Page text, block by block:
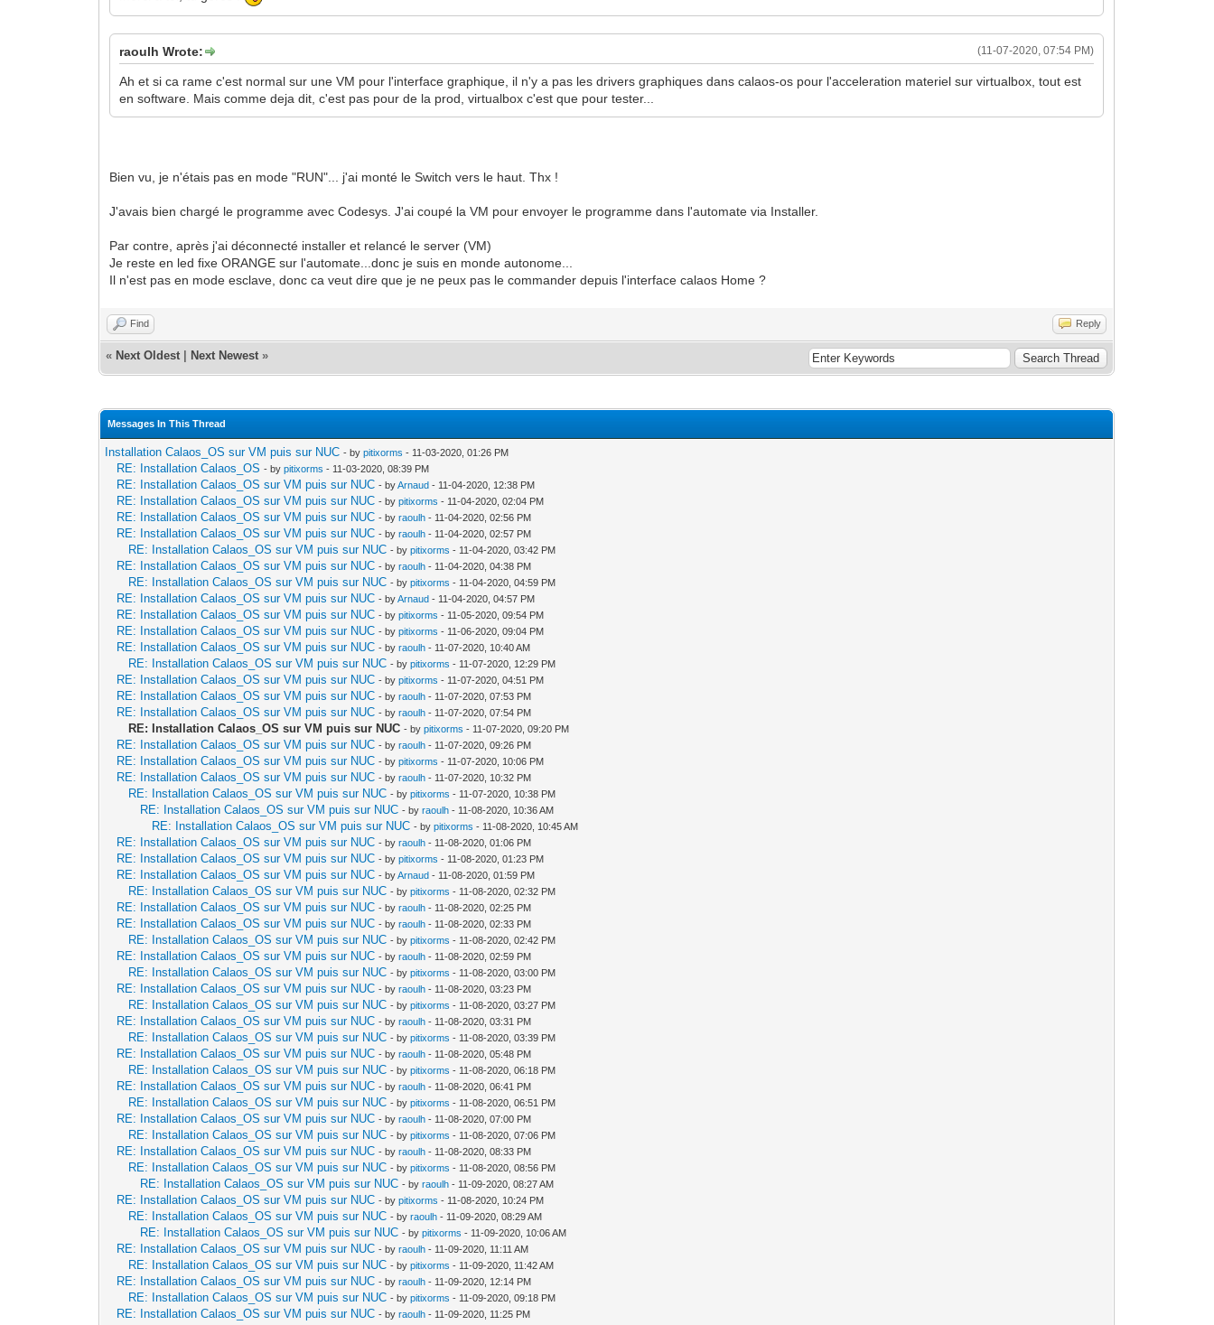
(11-07-2020, 07:54 PM)
raoulh Wrote:
Ah et si ca rame c'est normal sur une VM pour l'interface graphique, il n'y a pas les drivers graphiques dans calaos-os pour l'acceleration materiel sur virtualbox, tout est
en software. Mais comme deja dit, c'est pas pour de la prod, virtualbox c'est que pour tester...
Bien vu, je n'étais pas en mode "RUN"... j'ai monté le Switch vers le haut. Thx !
J'avais bien chargé le programme avec Codesys. J'ai coupé la VM pour envoyer le programme dans l'automate via Installer.
Par contre, après j'ai déconnecté installer et relancé le server (VM)
Je reste en led fixe ORANGE sur l'automate...donc je suis en monde autonome...
Il n'est pas en mode esclave, donc ca veut dire que je ne peux pas le commander depuis l'interface calaos Home ?
Find Reply
« Next Oldest Next Newest »
Messages In This Thread
Installation Calaos_OS sur VM puis sur NUC - bypitixorms - 11-03-2020, 01:26 PM
RE: Installation Calaos_OS - bypitixorms - 11-03-2020, 08:39 PM
RE: Installation Calaos_OS sur VM puis sur NUC - byArnaud - 11-04-2020, 12:38 PM
RE: Installation Calaos_OS sur VM puis sur NUC - bypitixorms - 11-04-2020, 02:04 PM
RE: Installation Calaos_OS sur VM puis sur NUC - byraoulh - 11-04-2020, 02:56 PM
RE: Installation Calaos_OS sur VM puis sur NUC - byraoulh - 11-04-2020, 02:57 PM
RE: Installation Calaos_OS sur VM puis sur NUC - bypitixorms - 11-04-2020, 03:42 PM
RE: Installation Calaos_OS sur VM puis sur NUC - byraoulh - 11-04-2020, 04:38 PM
RE: Installation Calaos_OS sur VM puis sur NUC - bypitixorms - 11-04-2020, 04:59 PM
RE: Installation Calaos_OS sur VM puis sur NUC - byArnaud - 11-04-2020, 04:57 PM
RE: Installation Calaos_OS sur VM puis sur NUC - bypitixorms - 11-05-2020, 09:54 PM
RE: Installation Calaos_OS sur VM puis sur NUC - bypitixorms - 11-06-2020, 09:04 PM
RE: Installation Calaos_OS sur VM puis sur NUC - byraoulh - 11-07-2020, 10:40 AM
RE: Installation Calaos_OS sur VM puis sur NUC - bypitixorms - 11-07-2020, 12:29 PM
RE: Installation Calaos_OS sur VM puis sur NUC - bypitixorms - 11-07-2020, 04:51 PM
RE: Installation Calaos_OS sur VM puis sur NUC - byraoulh - 11-07-2020, 07:53 PM
RE: Installation Calaos_OS sur VM puis sur NUC - byraoulh - 11-07-2020, 07:54 PM
RE: Installation Calaos_OS sur VM puis sur NUC - bypitixorms - 11-07-2020, 09:20 PM
RE: Installation Calaos_OS sur VM puis sur NUC - byraoulh - 11-07-2020, 09:26 PM
RE: Installation Calaos_OS sur VM puis sur NUC - bypitixorms - 11-07-2020, 10:06 PM
RE: Installation Calaos_OS sur VM puis sur NUC - byraoulh - 11-07-2020, 10:32 PM
RE: Installation Calaos_OS sur VM puis sur NUC - bypitixorms - 11-07-2020, 10:38 PM
RE: Installation Calaos_OS sur VM puis sur NUC - byraoulh - 11-08-2020, 10:36 AM
RE: Installation Calaos_OS sur VM puis sur NUC - bypitixorms - 11-08-2020, 10:45 AM
RE: Installation Calaos_OS sur VM puis sur NUC - byraoulh - 11-08-2020, 01:06 PM
RE: Installation Calaos_OS sur VM puis sur NUC - bypitixorms - 11-08-2020, 01:23 PM
RE: Installation Calaos_OS sur VM puis sur NUC - byArnaud - 11-08-2020, 01:59 PM
RE: Installation Calaos_OS sur VM puis sur NUC - bypitixorms - 11-08-2020, 02:32 PM
RE: Installation Calaos_OS sur VM puis sur NUC - byraoulh - 11-08-2020, 02:25 PM
RE: Installation Calaos_OS sur VM puis sur NUC - byraoulh - 11-08-2020, 02:33 PM
RE: Installation Calaos_OS sur VM puis sur NUC - bypitixorms - 11-08-2020, 02:42 PM
RE: Installation Calaos_OS sur VM puis sur NUC - byraoulh - 11-08-2020, 02:59 PM
RE: Installation Calaos_OS sur VM puis sur NUC - bypitixorms - 11-08-2020, 03:00 PM
RE: Installation Calaos_OS sur VM puis sur NUC - byraoulh - 11-08-2020, 03:23 PM
RE: Installation Calaos_OS sur VM puis sur NUC - bypitixorms - 11-08-2020, 03:27 PM
RE: Installation Calaos_OS sur VM puis sur NUC - byraoulh - 11-08-2020, 03:31 PM
RE: Installation Calaos_OS sur VM puis sur NUC - bypitixorms - 11-08-2020, 03:39 PM
RE: Installation Calaos_OS sur VM puis sur NUC - byraoulh - 11-08-2020, 05:48 PM
RE: Installation Calaos_OS sur VM puis sur NUC - bypitixorms - 11-08-2020, 06:18 PM
RE: Installation Calaos_OS sur VM puis sur NUC - byraoulh - 11-08-2020, 06:41 PM
RE: Installation Calaos_OS sur VM puis sur NUC - bypitixorms - 11-08-2020, 06:51 PM
RE: Installation Calaos_OS sur VM puis sur NUC - byraoulh - 11-08-2020, 07:00 PM
RE: Installation Calaos_OS sur VM puis sur NUC - bypitixorms - 11-08-2020, 07:06 PM
RE: Installation Calaos_OS sur VM puis sur NUC - byraoulh - 11-08-2020, 08:33 PM
RE: Installation Calaos_OS sur VM puis sur NUC - bypitixorms - 11-08-2020, 08:56 PM
RE: Installation Calaos_OS sur VM puis sur NUC - byraoulh - 11-09-2020, 08:27 AM
RE: Installation Calaos_OS sur VM puis sur NUC - bypitixorms - 11-08-2020, 10:24 PM
RE: Installation Calaos_OS sur VM puis sur NUC - byraoulh - 11-09-2020, 08:29 AM
RE: Installation Calaos_OS sur VM puis sur NUC - bypitixorms - 11-09-2020, 10:06 AM
RE: Installation Calaos_OS sur VM puis sur NUC - byraoulh - 11-09-2020, 11:11 AM
RE: Installation Calaos_OS sur VM puis sur NUC - bypitixorms - 11-09-2020, 11:42 AM
RE: Installation Calaos_OS sur VM puis sur NUC - byraoulh - 11-09-2020, 12:14 PM
RE: Installation Calaos_OS sur VM puis sur NUC - bypitixorms - 11-09-2020, 09:18 PM
RE: Installation Calaos_OS sur VM puis sur NUC - byraoulh - 11-09-2020, 11:25 PM